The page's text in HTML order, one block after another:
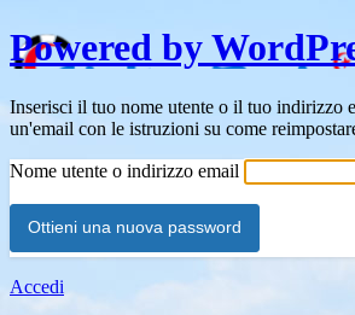
Powered by
Inserisci il tuo nome utente o il tuo indirizzo
un'email con le istruzioni su come
Nome utente o indirizzo email
Accedi